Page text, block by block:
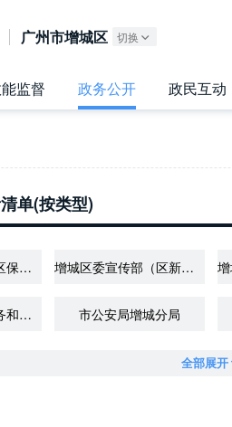
广东政务服务网
广州市增城区 切换
监督 政务公开 政民互动
单(按类型)
增城区委办公室（区保密局、区档案局） 增城区委宣传部（区新闻出版局）
增城区科技工业商务和信息化局（增城开发区工业商务和信息化局） 市公安局增城分局
全部展开